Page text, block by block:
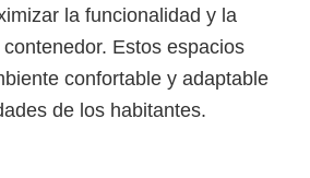
la funcionalidad y la
Estos espacios
confortable y adaptable
de los habitantes.